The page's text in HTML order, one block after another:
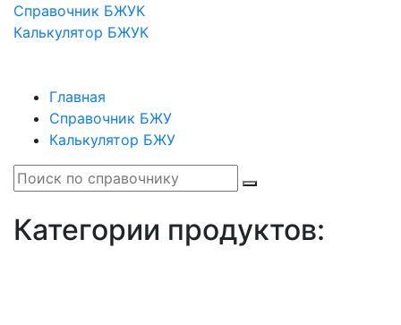
Справочник БЖУК
Калькулятор БЖУК
Главная
Справочник БЖУ
Калькулятор БЖУ
Категории продуктов: